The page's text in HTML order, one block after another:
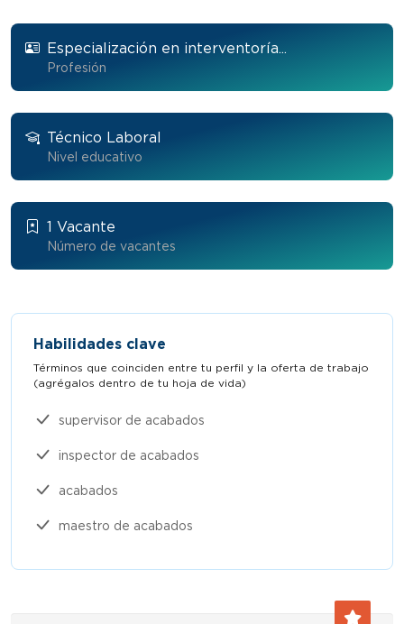
Especialización en interventoría...
Profesión
Técnico Laboral
Nivel educativo
1 Vacante
Número de vacantes
Habilidades clave
Términos que coinciden entre tu perfil y la oferta de trabajo
(agrégalos dentro de tu hoja de vida)​
supervisor de acabados
inspector de acabados
acabados
maestro de acabados